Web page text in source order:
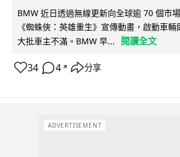
BMW 近日透過無線更新向全球逾 70 個市
《蜘蛛俠：英雄重生》宣傳動畫，啟動車
大批車主不滿。BMW 早...
閱讀全文
34 4 ↗ 分享
ADVERTISEMENT